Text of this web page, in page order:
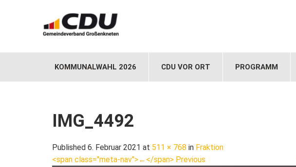
KOMMUNALWAHL 2026 CDU VOR ORT PROGRAMM
IMG_4492
Published 6. Februar 2021 at 511 × 768 in Fraktion
<span class="meta-nav">←</span> Previous